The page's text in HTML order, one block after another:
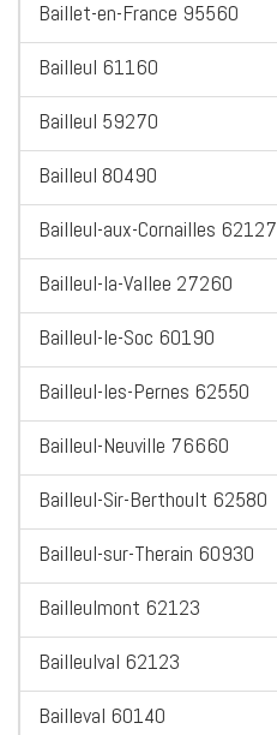
Baillet-en-France 95560
Bailleul 61160
Bailleul 59270
Bailleul 80490
Bailleul-aux-Cornailles 62127
Bailleul-la-Vallee 27260
Bailleul-le-Soc 60190
Bailleul-les-Pernes 62550
Bailleul-Neuville 76660
Bailleul-Sir-Berthoult 62580
Bailleul-sur-Therain 60930
Bailleulmont 62123
Bailleulval 62123
Bailleval 60140